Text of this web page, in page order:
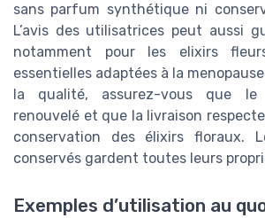
sans parfum synthétique ni
L’avis des utilisatrices peut aussi
notamment pour les elixirs
essentielles adaptées à la
la qualité, assurez-vous que
renouvelé et que la livraison
conservation des élixirs floraux.
conservés gardent toutes leurs
Exemples d’utilisation au